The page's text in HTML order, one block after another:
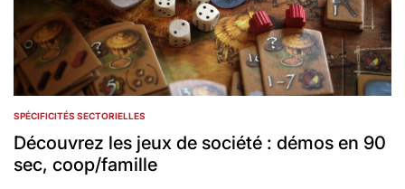
POSTED
IN
SPÉCIFICITÉS SECTORIELLES
Découvrez les jeux de société : démos en 90
sec, coop/famille